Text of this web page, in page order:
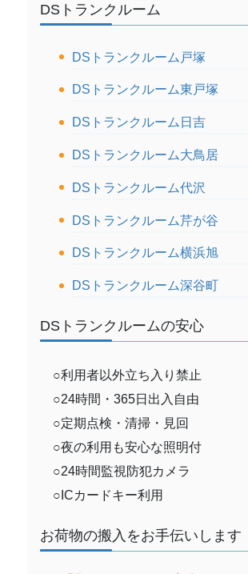
DSトランクルーム
DSトランクルーム戸塚
DSトランクルーム東戸塚
DSトランクルーム日吉
DSトランクルーム大鳥居
DSトランクルーム代沢
DSトランクルーム芹が谷
DSトランクルーム横浜旭
DSトランクルーム深谷町
DSトランクルームの安心
○利用者以外立ち入り禁止
○24時間・365日出入自由
○定期点検・清掃・見回
○夜の利用も安心な照明付
○24時間監視防犯カメラ
○ICカードキー利用
お荷物の搬入をお手伝いします